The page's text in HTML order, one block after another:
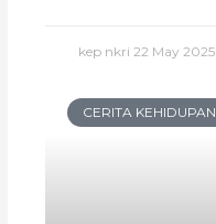
kep nkri22 May 2025
CERITA KEHIDUPAN